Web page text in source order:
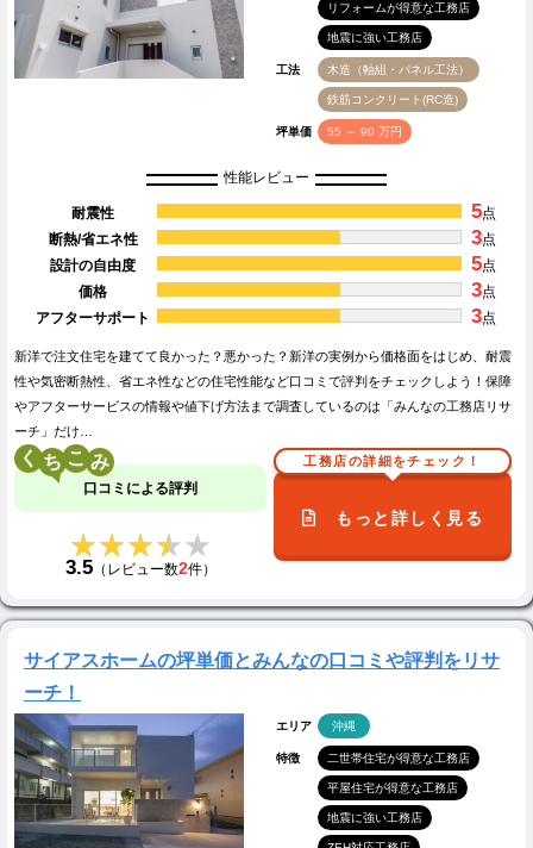
リフォームが得意な工務店
地震に強い工務店
工法 木造（軸組・パネル工法）
鉄筋コンクリート(RC造)
坪単価 55 ～ 90 万円
性能レビュー
耐震性 5点
断熱/省エネ性
3点
設計の自由度
5点
価格
3点
アフターサポート
3点
新洋で注文住宅を建てて良かった？悪かった？新洋の実例から価格面をはじめ、耐震
性や気密断熱性、省エネ性などの住宅性能など口コミで評判をチェックしよう！保障
やアフターサービスの情報や値下げ方法まで調査しているのは「みんなの工務店リサ
ーチ」だけ…
く こ
口コミによる評判
★★★★★
★★★★★
3.5（レビュー数2件）
工務店の詳細をチェック！
もっと詳しく見る
サイアスホームの坪単価とみんなの口コミや評判をリサ
ーチ！
エリア 沖縄
特徴 二世帯住宅が得意な工務店
平屋住宅が得意な工務店
地震に強い工務店